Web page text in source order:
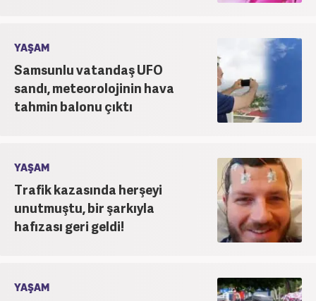
YAŞAM
Samsunlu vatandaş UFO
sandı, meteorolojinin hava
tahmin balonu çıktı
YAŞAM
Trafik kazasında herşeyi
unutmuştu, bir şarkıyla
hafızası geri geldi!
YAŞAM